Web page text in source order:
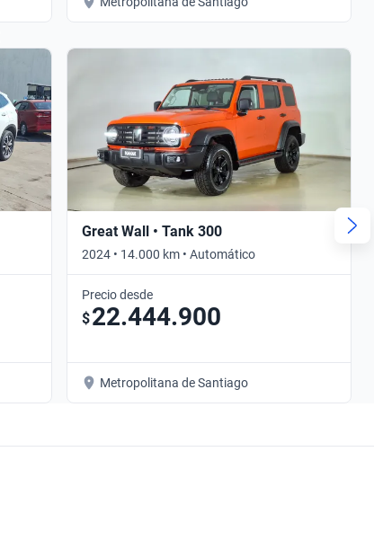
Great Wall • Tank 300
2024 • 14.000 km • Automático
Precio desde
$22.444.900
Metropolitana de Santiago